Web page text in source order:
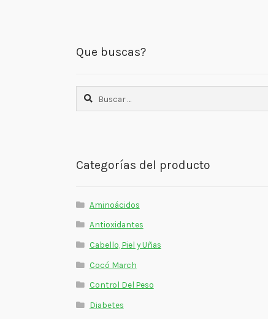
Que buscas?
Buscar:
Categorías del producto
Aminoácidos
Antioxidantes
Cabello, Piel y Uñas
Cocó March
Control Del Peso
Diabetes